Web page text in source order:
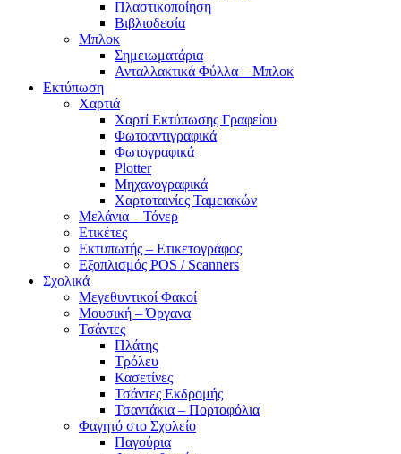
Πλαστικοποίηση
Βιβλιοδεσία
Μπλοκ
Σημειωματάρια
Ανταλλακτικά Φύλλα – Μπλοκ
Εκτύπωση
Χαρτιά
Χαρτί Εκτύπωσης Γραφείου
Φωτοαντιγραφικά
Φωτογραφικά
Plotter
Μηχανογραφικά
Χαρτοταινίες Ταμειακών
Μελάνια – Τόνερ
Ετικέτες
Εκτυπωτής – Ετικετογράφος
Εξοπλισμός POS / Scanners
Σχολικά
Μεγεθυντικοί Φακοί
Μουσική – Όργανα
Τσάντες
Πλάτης
Τρόλευ
Κασετίνες
Τσάντες Εκδρομής
Τσαντάκια – Πορτοφόλια
Φαγητό στο Σχολείο
Παγούρια